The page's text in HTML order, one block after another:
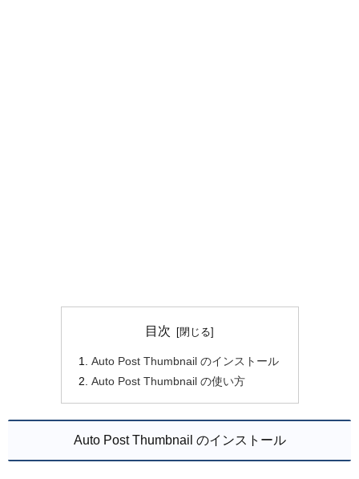
目次
Auto Post Thumbnail のインストール
Auto Post Thumbnail の使い方
Auto Post Thumbnail のインストール